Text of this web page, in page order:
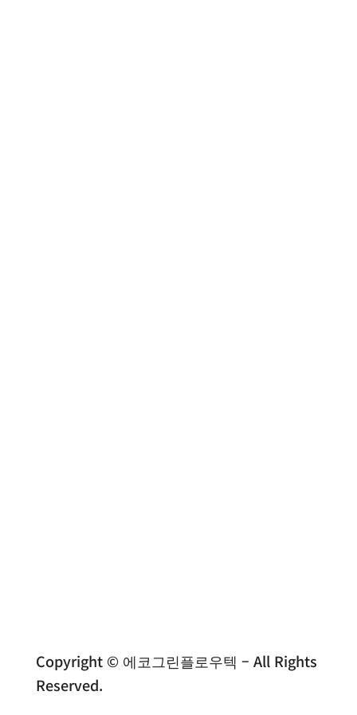
Copyright © 에코그린플로우텍 – All Rights
Reserved.